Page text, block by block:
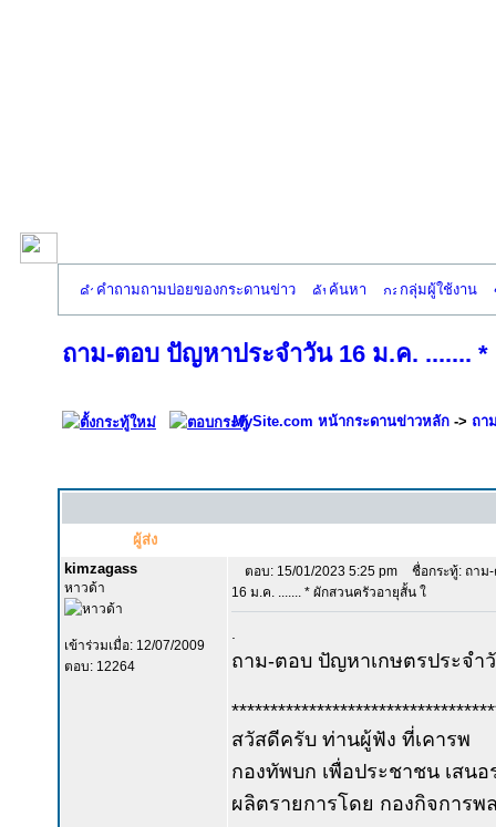
คำถามถามบ่อยของกระดานข่าว ค้นหา กลุ่มผู้ใช้งาน
ถาม-ตอบ ปัญหาประจำวัน 16 ม.ค. .......
MySite.com หน้ากระดานข่าวหลัก -> ถา
ผู้ส่ง
kimzagass
หาวด้า
เข้าร่วมเมื่อ: 12/07/2009
ตอบ: 12264
ตอบ: 15/01/2023 5:25 pm
ชื่อกระทู้: ถาม
16 ม.ค. ....... * ผักสวนครัวอายุสั้น ใ
ถาม-ตอบ ปัญหาเกษตรประจำ
สวัสดีครับ ท่านผู้ฟัง ที่เคารพ
กองทัพบก เพื่อประชาชน เสน
ผลิตรายการโดย กองกิจการ